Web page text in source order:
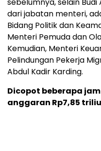
dari jabatan menteri,
Bidang Politik dan
Menteri Pemuda dan
Kemudian, Menteri
Pelindungan Pekerja
Abdul Kadir Karding.
Dicopot beberapa
anggaran Rp7,85